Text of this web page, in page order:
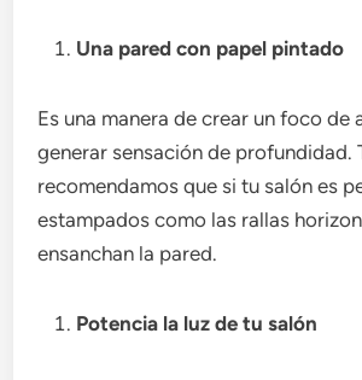
Una pared con papel pintado
Es una manera de crear un foco de
generar sensación de profundidad.
recomendamos que si tu salón es
estampados como las rallas
ensanchan la pared.
Potencia la luz de tu salón